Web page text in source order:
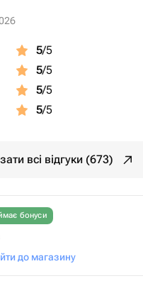
5/5
5/5
5/5
5/5
всі відгуки (673)
бонуси
до магазину